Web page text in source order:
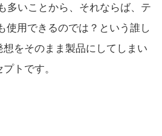
多いことから、それならば、テ
使用できるのでは？という誰し
想をそのまま製品にしてしまい
トです。